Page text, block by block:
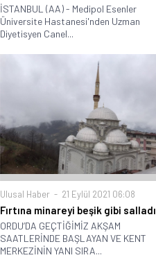
İSTANBUL (AA) - Medipol Esenler
Üniversite Hastanesi'nden Uzman
Diyetisyen Canel...
Ulusal Haber 21 Eylül 2021 06:08
Fırtına minareyi beşik gibi salladı
ORDU’DA GEÇTİĞİMİZ AKŞAM
SAATLERİNDE BAŞLAYAN VE KENT
MERKEZİNİN YANI SIRA...